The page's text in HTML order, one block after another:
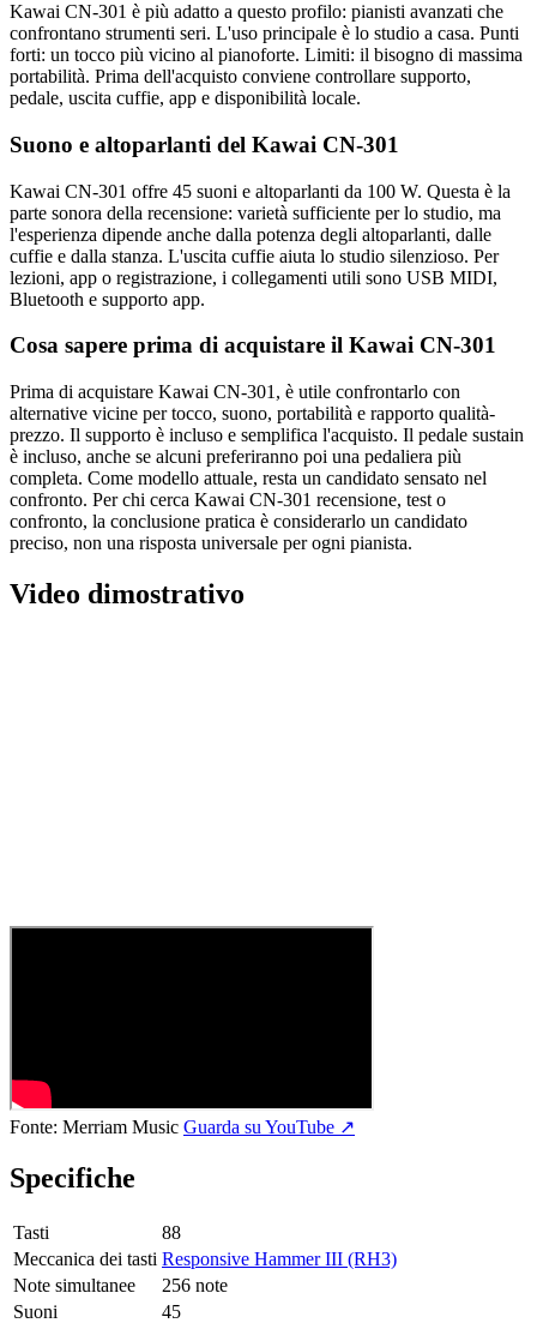
Kawai CN-301 è più adatto a questo profilo: pianisti avanzati che
confrontano strumenti seri. L'uso principale è lo studio a casa. Punti
forti: un tocco più vicino al pianoforte. Limiti: il bisogno di massima
portabilità. Prima dell'acquisto conviene controllare supporto,
pedale, uscita cuffie, app e disponibilità locale.
Suono e altoparlanti del Kawai CN-301
Kawai CN-301 offre 45 suoni e altoparlanti da 100 W. Questa è la
parte sonora della recensione: varietà sufficiente per lo studio, ma
l'esperienza dipende anche dalla potenza degli altoparlanti, dalle
cuffie e dalla stanza. L'uscita cuffie aiuta lo studio silenzioso. Per
lezioni, app o registrazione, i collegamenti utili sono USB MIDI,
Bluetooth e supporto app.
Cosa sapere prima di acquistare il Kawai CN-301
Prima di acquistare Kawai CN-301, è utile confrontarlo con
alternative vicine per tocco, suono, portabilità e rapporto qualità-
prezzo. Il supporto è incluso e semplifica l'acquisto. Il pedale sustain
è incluso, anche se alcuni preferiranno poi una pedaliera più
completa. Come modello attuale, resta un candidato sensato nel
confronto. Per chi cerca Kawai CN-301 recensione, test o
confronto, la conclusione pratica è considerarlo un candidato
preciso, non una risposta universale per ogni pianista.
Video dimostrativo
Fonte: Merriam Music Guarda su YouTube ↗
Specifiche
Tasti
88
Meccanica dei tasti Responsive Hammer III (RH3)
Note simultanee
256 note
Suoni
45